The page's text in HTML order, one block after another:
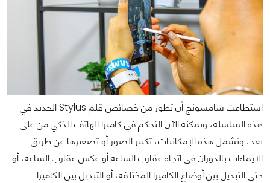
استطاعت سامسونج أن تطور من خصائص قلم Stylus الجديد في
هذه السلسلة، ويمكنه الآن التحكم في كاميرا الهاتف الذكي من على
بعد، وتشمل هذه الإمكانيات، تكبير الصور أو تصغيرها عن طريق
الإيماءات بالدوران في اتجاه عقارب الساعة أو عكس عقارب الساعة، أو
حتى التبديل بين أوضاع الكاميرا المختلفة، أو التبديل بين الكاميرا